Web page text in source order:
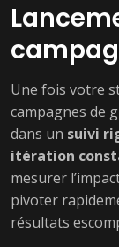
Une fois votre
campagnes de
dans un suivi
itération
mesurer
pivoter
résultats